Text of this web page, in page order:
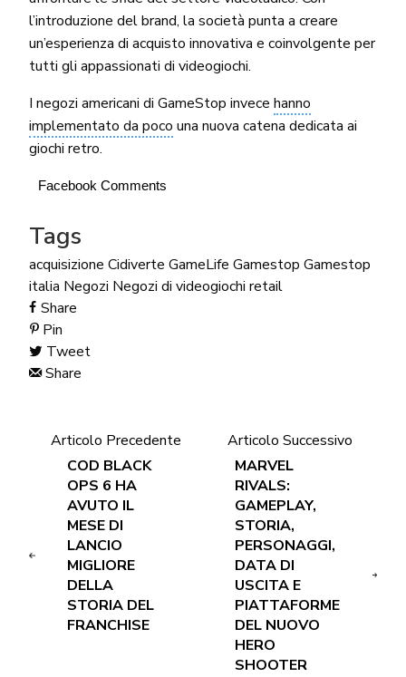
l’introduzione del brand, la società punta a creare
un’esperienza di acquisto innovativa e coinvolgente per
tutti gli appassionati di videogiochi.
I negozi americani di GameStop invecehanno
implementato da poco una nuova catena dedicata ai
giochi retro.
Facebook Comments
Tags
acquisizione Cidiverte GameLife Gamestop Gamestop
italia Negozi Negozi di videogiochi retail
Share
Pin
Tweet
Share
Articolo Precedente
COD BLACK
OPS 6 HA
AVUTO IL
MESE DI
LANCIO
MIGLIORE
DELLA
STORIA DEL
FRANCHISE
Articolo Successivo
MARVEL
RIVALS:
GAMEPLAY,
STORIA,
PERSONAGGI,
DATA DI
USCITA E
PIATTAFORME
DEL NUOVO
HERO
SHOOTER